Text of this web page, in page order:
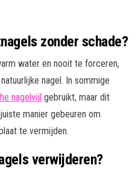
zonder schade?
water en nooit te forceren,
nagel. In sommige
nagelvijl gebruikt, maar dit
manier gebeuren om
te vermijden.
verwijderen?